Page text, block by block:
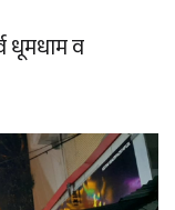
धूमधाम व